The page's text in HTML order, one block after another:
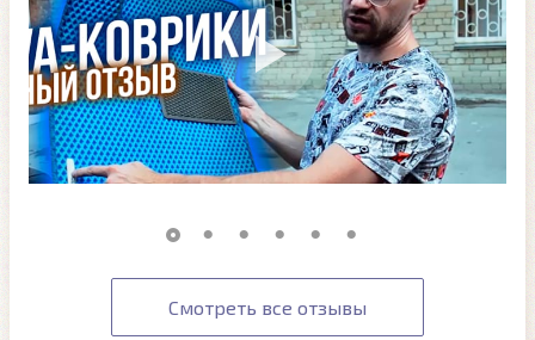
Смотреть все отзывы